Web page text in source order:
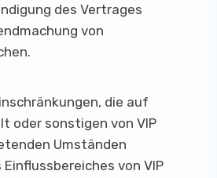
des Vertrages
von
die auf
oder sonstigen von VIP
Umständen
von VIP